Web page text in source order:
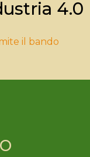
4.0